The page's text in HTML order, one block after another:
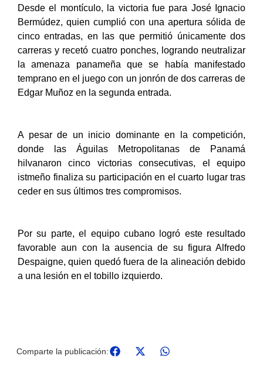
Desde el montículo, la victoria fue para José Ignacio
Bermúdez, quien cumplió con una apertura sólida de
cinco entradas, en las que permitió únicamente dos
carreras y recetó cuatro ponches, logrando neutralizar
la amenaza panameña que se había manifestado
temprano en el juego con un jonrón de dos carreras de
Edgar Muñoz en la segunda entrada.
A pesar de un inicio dominante en la competición,
donde las Águilas Metropolitanas de Panamá
hilvanaron cinco victorias consecutivas, el equipo
istmeño finaliza su participación en el cuarto lugar tras
ceder en sus últimos tres compromisos.
Por su parte, el equipo cubano logró este resultado
favorable aun con la ausencia de su figura Alfredo
Despaigne, quien quedó fuera de la alineación debido
a una lesión en el tobillo izquierdo.
Comparte la publicación: